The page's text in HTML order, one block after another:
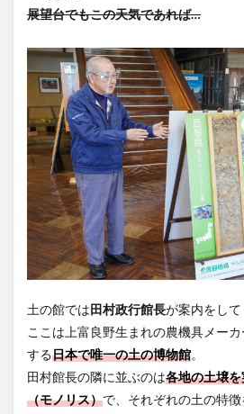
展望台でもこの天気であれば…
土の館では田村政行館長が案内をして
ここは上富良野生まれの農機具メー
する日本で唯一の土の博物館。
田村館長の隣に並ぶのは各地の土壌
（モノリス）で、それぞれの土の特